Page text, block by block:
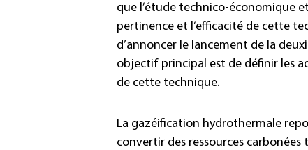
que l’étude technico-économique
pertinence et l’efficacité de cette
d’annoncer le lancement de la
objectif principal est de définir les
de cette technique.
La gazéification hydrothermale
convertir des ressources